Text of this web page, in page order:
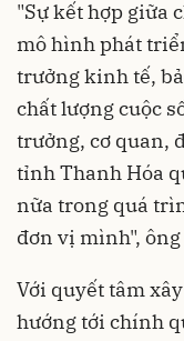
"Sự kết hợp giữa
mô hình phát
trưởng kinh tế,
chất lượng cuộc
trưởng, cơ quan,
tỉnh Thanh Hóa
nữa trong quá
đơn vị mình",
Với quyết tâm
hướng tới chính